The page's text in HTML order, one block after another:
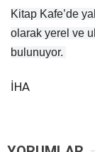
Kitap Kafe’de
olarak yerel ve
bulunuyor.
İHA